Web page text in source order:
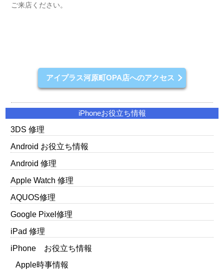
ご来店ください。
アイプラス河原町OPA店へのアクセス
iPhoneお役立ち情報
3DS 修理
Android お役立ち情報
Android 修理
Apple Watch 修理
AQUOS修理
Google Pixel修理
iPad 修理
iPhone お役立ち情報
Apple時事情報